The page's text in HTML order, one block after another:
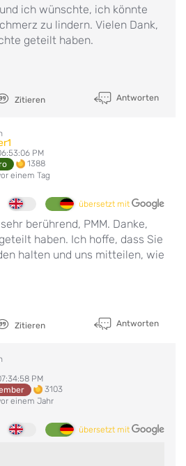
ich wünschte, ich könnte
zu lindern. Vielen Dank,
geteilt haben.
Zitieren Antworten
PM
1388
einem Tag
übersetzt mit
berührend, PMM. Danke,
haben. Ich hoffe, dass Sie
halten und uns mitteilen, wie
Zitieren Antworten
PM
3103
einem Jahr
übersetzt mit